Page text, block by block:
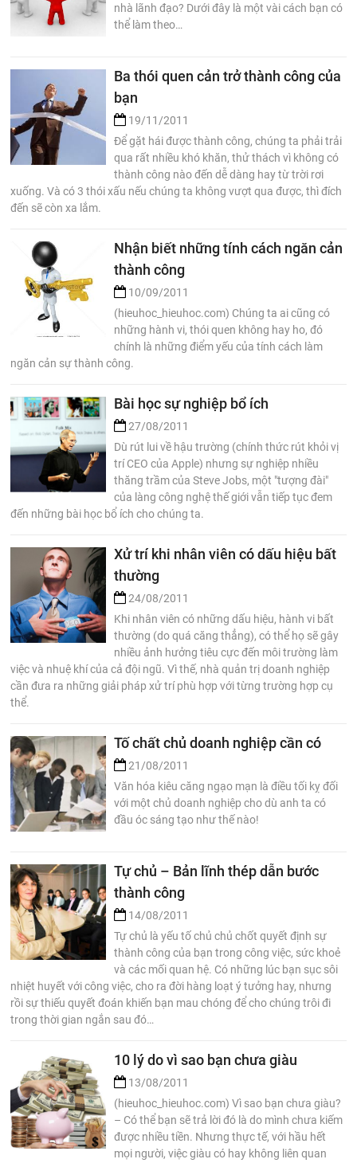
nhà lãnh đạo? Dưới đây là một vài cách bạn có
thể làm theo…
Ba thói quen cản trở thành công của
bạn
19/11/2011
Để gặt hái được thành công, chúng ta phải trải
qua rất nhiều khó khăn, thử thách vì không có
thành công nào đến dễ dàng hay từ trời rơi
xuống. Và có 3 thói xấu nếu chúng ta không vượt qua được, thì đích
đến sẽ còn xa lắm.
Nhận biết những tính cách ngăn cản
thành công
10/09/2011
(hieuhoc_hieuhoc.com) Chúng ta ai cũng có
những hành vi, thói quen không hay ho, đó
chính là những điểm yếu của tính cách làm
ngăn cản sự thành công.
Bài học sự nghiệp bổ ích
27/08/2011
Dù rút lui về hậu trường (chính thức rút khỏi vị
trí CEO của Apple) nhưng sự nghiệp nhiều
thăng trầm của Steve Jobs, một "tượng đài"
của làng công nghệ thế giới vẫn tiếp tục đem
đến những bài học bổ ích cho chúng ta.
Xử trí khi nhân viên có dấu hiệu bất
thường
24/08/2011
Khi nhân viên có những dấu hiệu, hành vi bất
thường (do quá căng thẳng), có thể họ sẽ gây
nhiều ảnh hưởng tiêu cực đến môi trường làm
việc và nhuệ khí của cả đội ngũ. Vì thế, nhà quản trị doanh nghiệp
cần đưa ra những giải pháp xử trí phù hợp với từng trường hợp cụ
thể.
Tố chất chủ doanh nghiệp cần có
21/08/2011
Văn hóa kiêu căng ngạo mạn là điều tối kỵ đối
với một chủ doanh nghiệp cho dù anh ta có
đầu óc sáng tạo như thế nào!
Tự chủ – Bản lĩnh thép dẫn bước
thành công
14/08/2011
Tự chủ là yếu tố chủ chủ chốt quyết định sự
thành công của bạn trong công việc, sức khoẻ
và các mối quan hệ. Có những lúc bạn sục sôi
nhiệt huyết với công việc, cho ra đời hàng loạt ý tưởng hay, nhưng
rồi sự thiếu quyết đoán khiến bạn mau chóng để cho chúng trôi đi
trong thời gian ngắn sau đó…
10 lý do vì sao bạn chưa giàu
13/08/2011
(hieuhoc_hieuhoc.com) Vì sao bạn chưa giàu?
– Có thể bạn sẽ trả lời đó là do mình chưa kiếm
được nhiều tiền. Nhưng thực tế, với hầu hết
mọi người, việc giàu có hay không liên quan